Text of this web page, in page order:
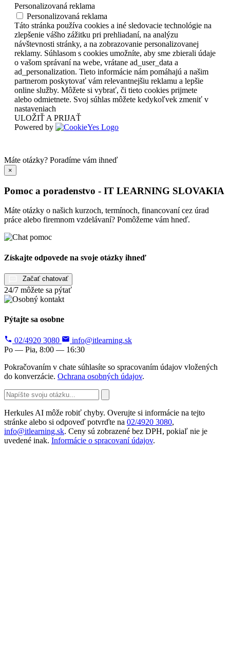
Personalizovaná reklama
Personalizovaná reklama
Táto stránka používa cookies a iné sledovacie technológie na
zlepšenie vášho zážitku pri prehliadaní, na analýzu
návštevnosti stránky, a na zobrazovanie personalizovanej
reklamy. Súhlasom s cookies umožníte, aby sme zbierali údaje
o vašom správaní na webe, vrátane ad_user_data a
ad_personalization. Tieto informácie nám pomáhajú a našim
partnerom poskytovať vám relevantnejšiu reklamu a lepšie
online služby. Môžete si vybrať, či tieto cookies prijmete
alebo odmietnete. Svoj súhlas môžete kedykoľvek zmeniť v
nastaveniach
ULOŽIŤ A PRIJAŤ
Powered by
Máte otázky? Poradíme vám ihneď
×
Pomoc a poradenstvo - IT LEARNING SLOVAKIA
Máte otázky o našich kurzoch, termínoch, financovaní cez úrad
práce alebo firemnom vzdelávaní? Pomôžeme vám hneď.
Získajte odpovede na svoje otázky ihneď
Začať chatovať
24/7 môžete sa pýtať
Pýtajte sa osobne
02/4920 3080
info@itlearning.sk
Po — Pia, 8:00 — 16:30
Pokračovaním v chate súhlasíte so spracovaním údajov vložených
do konverzácie. Ochrana osobných údajov.
Herkules AI môže robiť chyby. Overujte si informácie na tejto
stránke alebo si odpoveď potvrďte na 02/4920 3080,
info@itlearning.sk. Ceny sú zobrazené bez DPH, pokiaľ nie je
uvedené inak. Informácie o spracovaní údajov.